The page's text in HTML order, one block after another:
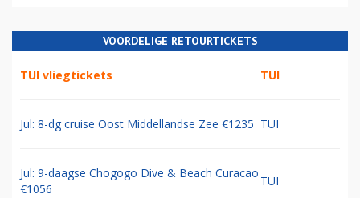
VOORDELIGE RETOURTICKETS
TUI vliegtickets TUI
Jul: 8-dg cruise Oost Middellandse Zee €1235 TUI
Jul: 9-daagse Chogogo Dive & Beach Curacao
€1056
TUI